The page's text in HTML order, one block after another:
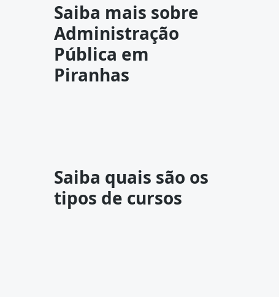
Saiba mais sobre
Administração
Pública em
Piranhas
Saiba quais são os
tipos de cursos